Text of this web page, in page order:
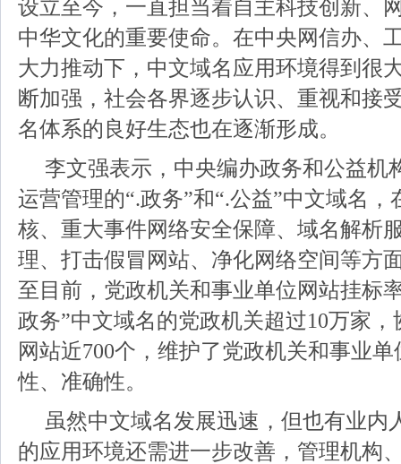
设立至今，一直担当着自主科技创新、
中华文化的重要使命。在中央网信办、
大力推动下，中文域名应用环境得到很
断加强，社会各界逐步认识、重视和接
名体系的良好生态也在逐渐形成。
李文强表示，中央编办政务和公益机
运营管理的“.政务”和“.公益”中文域名
核、重大事件网络安全保障、域名解析
理、打击假冒网站、净化网络空间等方
至目前，党政机关和事业单位网站挂标
政务”中文域名的党政机关超过10万家
网站近700个，维护了党政机关和事业
性、准确性。
虽然中文域名发展迅速，但也有业内
的应用环境还需进一步改善，管理机构